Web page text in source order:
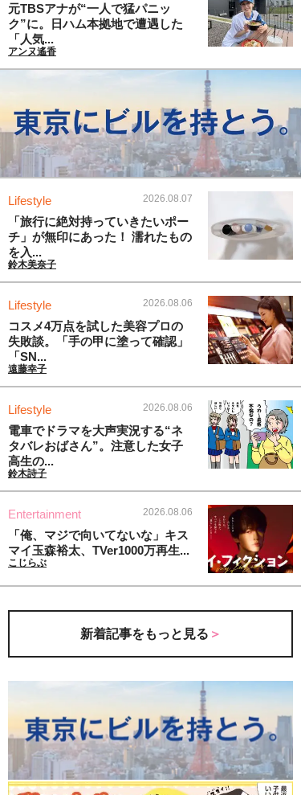
元TBSアナが“一人で猛パニッ
ク”に。日ハム本拠地で遭遇した
「人気...
アンヌ遙香
Lifestyle 2026.08.07
「旅行に絶対持っていきたいポー
チ」が無印にあった！ 濡れたもの
を入...
鈴木美奈子
Lifestyle 2026.08.06
コスメ4万点を試した美容プロの
失敗談。「手の甲に塗って確認」
「SN...
遠藤幸子
Lifestyle 2026.08.06
電車でドラマを大声実況する“ネ
タバレおばさん”。注意した女子
高生の...
鈴木詩子
Entertainment 2026.08.06
「俺、マジで向いてないな」キス
マイ玉森裕太、TVer1000万再生...
こじらぶ
新着記事をもっと見る